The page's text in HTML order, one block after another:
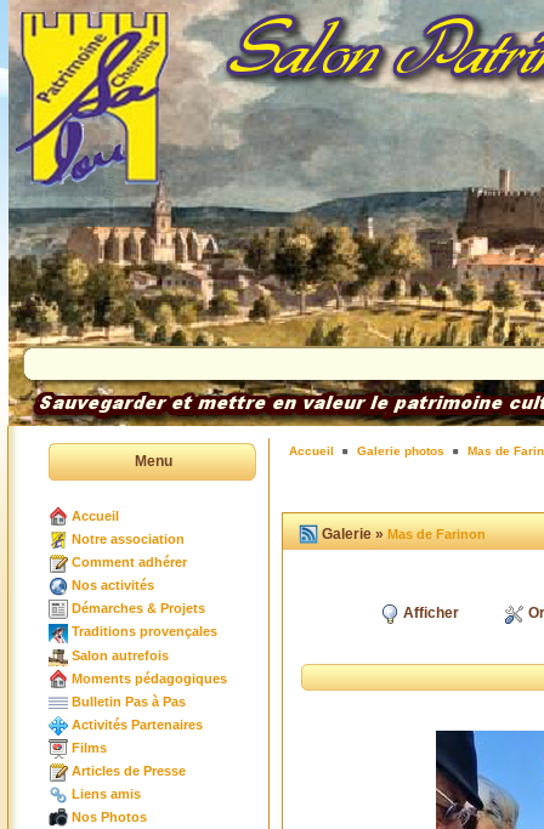
Menu
Accueil
Notre association
Comment adhérer
Nos activités
Démarches & Projets
Traditions provençales
Salon autrefois
Moments pédagogiques
Bulletin Pas à Pas
Activités Partenaires
Films
Articles de Presse
Liens amis
Nos Photos
Accueil Galerie photos Mas de
Galerie »Mas de Farinon
Afficher